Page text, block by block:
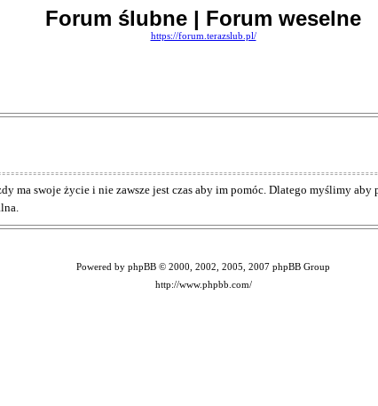
Forum ślubne | Forum weselne
https://forum.terazslub.pl/
ma swoje życie i nie zawsze jest czas aby im pomóc. Dlatego myślimy
Powered by phpBB © 2000, 2002, 2005, 2007 phpBB Group
http://www.phpbb.com/